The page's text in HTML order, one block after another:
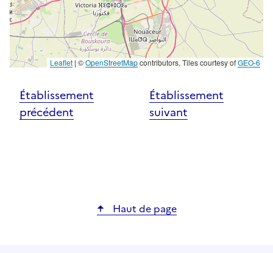
Leaflet | ©OpenStreetMapcontributors, Tiles courtesy ofGEO-6
Établissement
précédent
Établissement
suivant
Haut de page